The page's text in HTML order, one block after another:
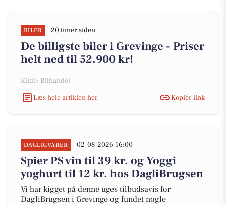
BILER 20 timer siden
De billigste biler i Grevinge - Priser
helt ned til 52.900 kr!
Kilde: Bilhandel
Læs hele artiklen her
Kopiér link
DAGLIGVARER 02-08-2026 16:00
Spier PS vin til 39 kr. og Yoggi
yoghurt til 12 kr. hos DagliBrugsen
Vi har kigget på denne uges tilbudsavis for
DagliBrugsen i Grevinge og fundet nogle